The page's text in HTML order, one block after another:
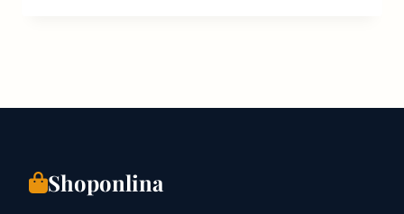
SITELER
Shoponlina